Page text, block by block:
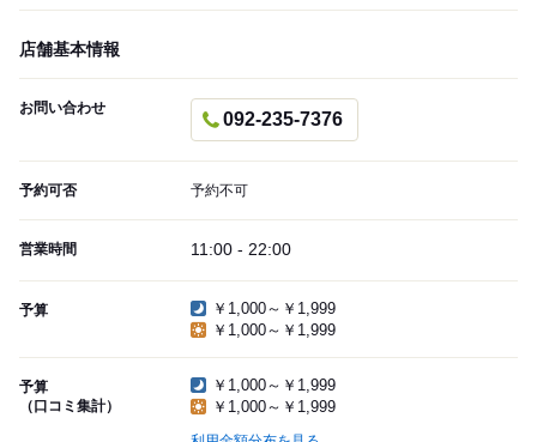
店舗基本情報
お問い合わせ
092-235-7376
予約可否 予約不可
営業時間 11:00 - 22:00
予算
￥1,000～￥1,999
￥1,000～￥1,999
予算
（口コミ集計）
￥1,000～￥1,999
￥1,000～￥1,999